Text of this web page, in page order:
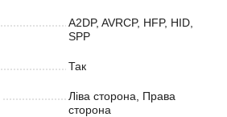
A2DP, AVRCP, HFP, HID,
SPP
Так
Ліва сторона, Права
сторона